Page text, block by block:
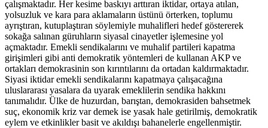
çalışmaktadır. Her kesime baskıyı arttıran iktidar, ortaya atılan,
yolsuzluk ve kara para aklamaların üstünü örterken, toplumu
ayrıştıran, kutuplaştıran söylemiyle muhalifleri hedef göstererek
sokağa salınan güruhların siyasal cinayetler işlemesine yol
açmaktadır. Emekli sendikalarını ve muhalif partileri kapatma
girişimleri gibi anti demokratik yöntemleri de kullanan AKP ve
ortakları demokrasinin son kırıntılarını da ortadan kaldırmaktadır.
Siyasi iktidar emekli sendikalarını kapatmaya çalışacağına
uluslararası yasalara da uyarak emeklilerin sendika hakkını
tanımalıdır. Ülke de huzurdan, barıştan, demokrasiden bahsetmek
suç, ekonomik kriz var demek ise yasak hale getirilmiş, demokratik
eylem ve etkinlikler basit ve akıldışı bahanelerle engellenmiştir.